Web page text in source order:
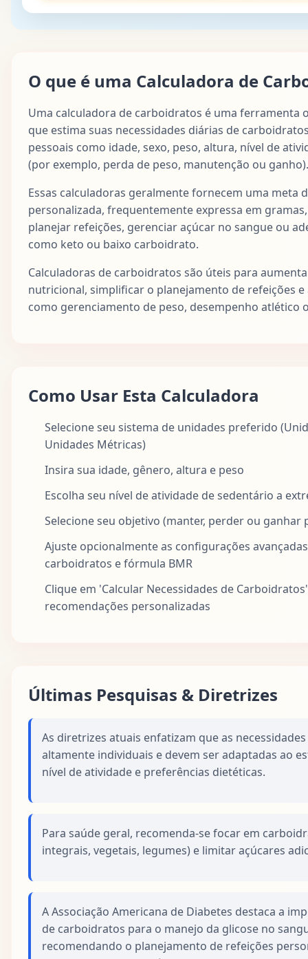
O que é uma Calculadora de
Uma calculadora de carboidratos é uma ferramenta
que estima suas necessidades diárias de
pessoais como idade, sexo, peso, altura, nível de
(por exemplo, perda de peso, manutenção ou ganho).
Essas calculadoras geralmente fornecem uma meta
personalizada, frequentemente expressa em
planejar refeições, gerenciar açúcar no sangue ou
como keto ou baixo carboidrato.
Calculadoras de carboidratos são úteis para
nutricional, simplificar o planejamento de refeições
como gerenciamento de peso, desempenho atlético
Como Usar Esta Calculadora
Selecione seu sistema de unidades preferido
Unidades Métricas)
Insira sua idade, gênero, altura e peso
Escolha seu nível de atividade de sedentário a
Selecione seu objetivo (manter, perder ou ganhar
Ajuste opcionalmente as configurações
carboidratos e fórmula BMR
Clique em 'Calcular Necessidades de
recomendações personalizadas
Últimas Pesquisas & Diretrizes
As diretrizes atuais enfatizam que as
altamente individuais e devem ser adaptadas ao
nível de atividade e preferências dietéticas.
Para saúde geral, recomenda-se focar em
integrais, vegetais, legumes) e limitar açúcares
A Associação Americana de Diabetes destaca a
de carboidratos para o manejo da glicose no
recomendando o planejamento de refeições